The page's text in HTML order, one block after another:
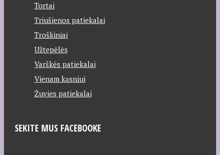
Tortai
Triušienos patiekalai
Troškiniai
Užtepėlės
Varškės patiekalai
Vienam kąsniui
Žuvies patiekalai
SEKITE MUS FACEBOOKE